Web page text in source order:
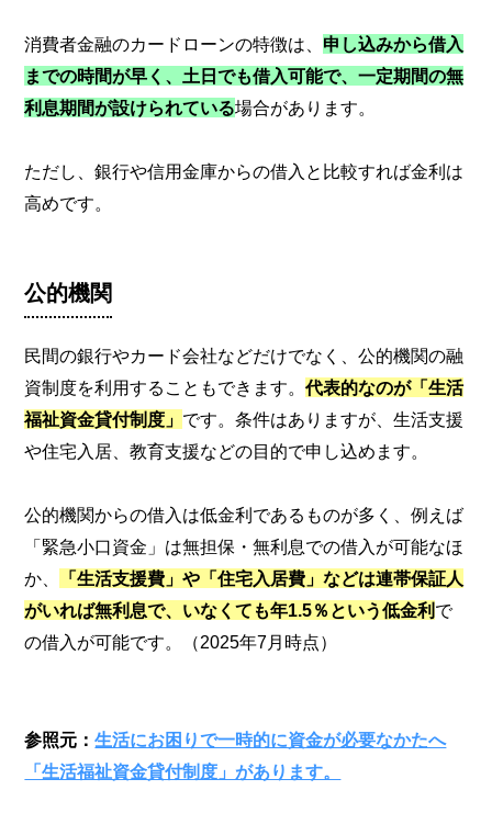
消費者金融のカードローンの特徴は、 申し込みから借入
までの時間が早く、土日でも借入可能で、一定期間の無
利息期間が設けられている場合があります。
ただし、銀行や信用金庫からの借入と比較すれば金利は
高めです。
公的機関
民間の銀行やカード会社などだけでなく、公的機関の融
資制度を利用することもできます。代表的なのが「生活
福祉資金貸付制度」 です。条件はありますが、生活支援
や住宅入居、教育支援などの目的で申し込めます。
公的機関からの借入は低金利であるものが多く、例えば
「緊急小口資金」は無担保・無利息での借入が可能なほ
か、
「生活支援費」や「住宅入居費」などは連帯保証人
がいれば無利息で、いなくても年1.5％という低金利 で
の借入が可能です。（2025年7月時点）
参照元：生活にお困りで一時的に資金が必要なかたへ
「生活福祉資金貸付制度」があります。